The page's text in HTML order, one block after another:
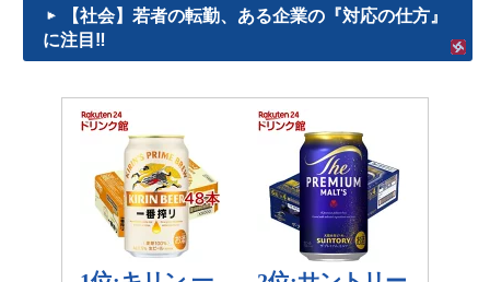
【社会】若者の転勤、ある企業の『対応の仕方』
に注目‼